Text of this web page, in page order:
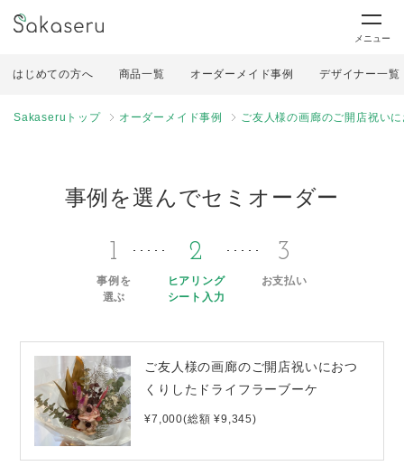
メニュー
はじめての方へ 商品一覧 オーダーメイド事例 デザイナー一覧
Sakaseruトップ オーダーメイド事例 ご友人様の画廊のご開店祝い
事例を選んでセミオーダー
1
事例を
選ぶ
2
ヒアリング
シート入力
3
お支払い
ご友人様の画廊のご開店祝いにおつ
くりしたドライフラーブーケ
¥7,000(総額 ¥9,345)